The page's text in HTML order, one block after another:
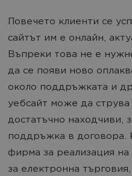
Повечето клиенти се
сайтът им е онлайн,
Въпреки това не е
да се появи ново
около поддръжката и
уебсайт може да струва
достатъчно находчиви,
поддръжка в договора.
фирма за реализация на
за електронна